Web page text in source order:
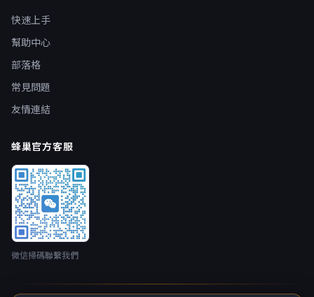
快速上手
幫助中心
部落格
常見問題
友情連結
蜂巢官方客服
微信掃碼聯繫我們